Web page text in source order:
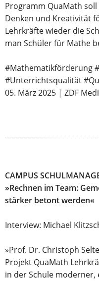
Programm QuaMath
Denken und Kreativität
Lehrkräfte wieder die
man Schüler für Mathe
#Mathematikförderung
#Unterrichtsqualität
05. März 2025 | ZDF
CAMPUS
»Rechnen im Team:
stärker betont werden«
Interview: Michael
»Prof. Dr. Christoph
Projekt QuaMath
in der Schule